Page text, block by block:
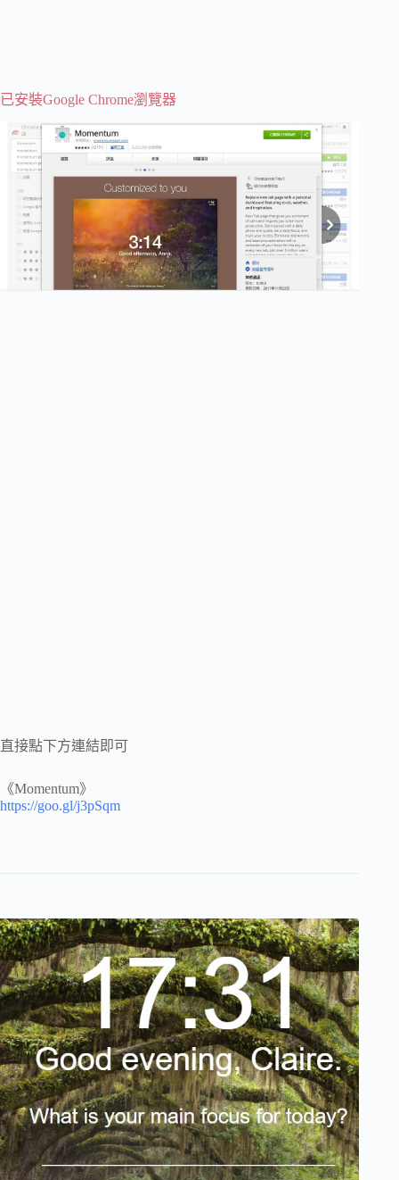
已安裝Google Chrome瀏覽器
直接點下方連結即可
《Momentum》
https://goo.gl/j3pSqm